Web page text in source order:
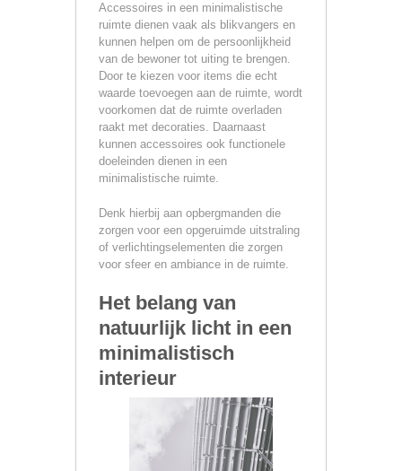
Accessoires in een minimalistische
ruimte dienen vaak als blikvangers en
kunnen helpen om de persoonlijkheid
van de bewoner tot uiting te brengen.
Door te kiezen voor items die echt
waarde toevoegen aan de ruimte, wordt
voorkomen dat de ruimte overladen
raakt met decoraties. Daarnaast
kunnen accessoires ook functionele
doeleinden dienen in een
minimalistische ruimte.
Denk hierbij aan opbergmanden die
zorgen voor een opgeruimde uitstraling
of verlichtingselementen die zorgen
voor sfeer en ambiance in de ruimte.
Het belang van
natuurlijk licht in een
minimalistisch
interieur